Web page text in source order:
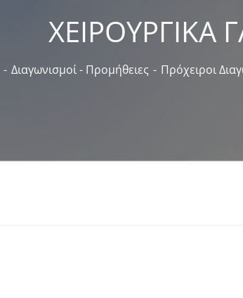
ΧΕΙΡΟΥΡΓΙΚΑ
Διαγωνισμοί - Προμήθειες Πρόχειροι